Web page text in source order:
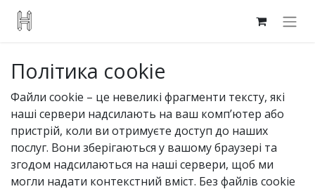
Політика cookie
Файли cookie – це невеликі фрагменти тексту, які
наші сервери надсилають на ваш комп’ютер або
пристрій, коли ви отримуєте доступ до наших
послуг. Вони зберігаються у вашому браузері та
згодом надсилаються на наші сервери, щоб ми
могли надати контекстний вміст. Без файлів cookie